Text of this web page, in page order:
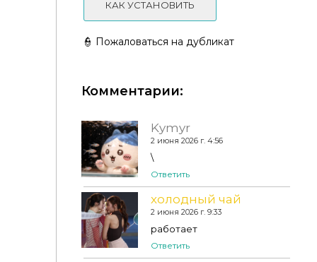
LVAN - Collection 27
КАК УСТАНОВИТЬ
👮 Пожаловаться на дубликат
Комментарии:
Kymyr
2 июня 2026 г. 4:56
\
Ответить
холодный чай
2 июня 2026 г. 9:33
работает
Ответить